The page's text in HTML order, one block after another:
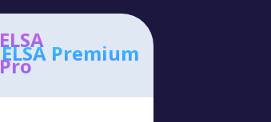
ELSA
Pro
ELSA Premium